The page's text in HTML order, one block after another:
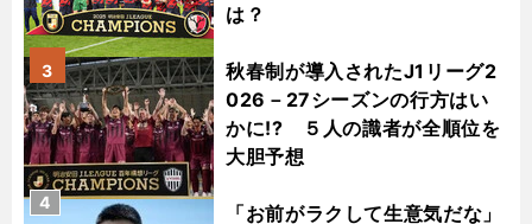
は？
秋春制が導入されたJ1リーグ2
026－27シーズンの行方はい
かに!? ５人の識者が全順位を
大胆予想
3
「お前がラクして生意気だな」
4